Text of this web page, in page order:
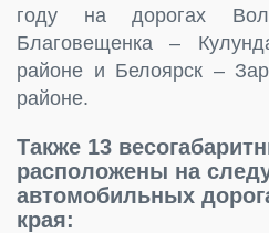
году на дорогах
Благовещенка –
районе и Белоярск –
районе.
Также 13
расположены на
автомобильных
края: